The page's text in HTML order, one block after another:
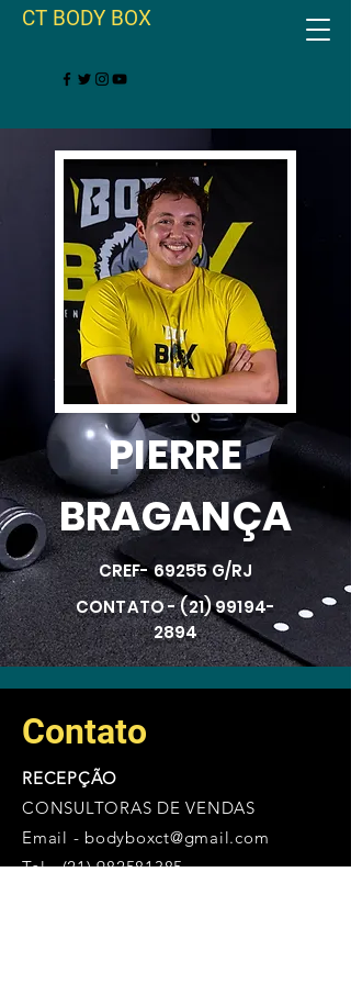
CT BODY BOX
PIERRE
BRAGANÇA
CREF- 69255 G/RJ
CONTATO -(21) 99194-
2894
Contato
RECEPÇÃO
CONSULTORAS DE VENDAS
Email - bodyboxct@gmail.com
Tel -(21) 982581385